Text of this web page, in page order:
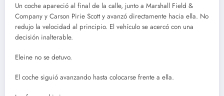
Un coche apareció al final de la calle, junto a Marshall Field &
Company y Carson Pirie Scott y avanzó directamente hacia ella. No
redujo la velocidad al principio. El vehículo se acercó con una
decisión inalterable.
Eleine no se detuvo.
El coche siguió avanzando hasta colocarse frente a ella.